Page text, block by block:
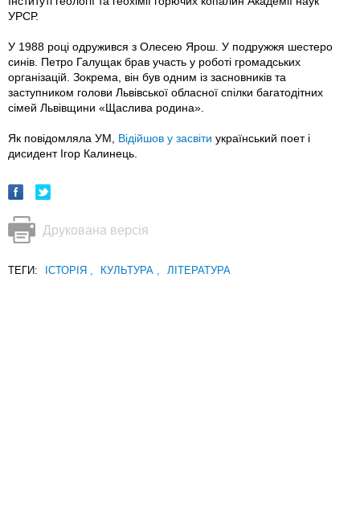
УРСР.
У 1988 році одружився з Олесею Ярош. У подружжя шестеро
синів. Петро Галущак брав участь у роботі громадських
організацій. Зокрема, він був одним із засновників та
заступником голови Львівської обласної спілки багатодітних
сімей Львівщини «Щаслива родина».
Як повідомляла УМ, Відійшов у засвіти український поет і
дисидент Ігор Калинець.
Друкована версія
ТЕГИ: ІСТОРІЯ КУЛЬТУРА ЛІТЕРАТУРА